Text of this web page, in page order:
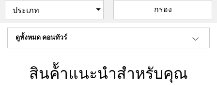
และสิทธิะิเศษอีก
ดูทั้งหมด คอนทัวร์
กรอง
สินค้้าแนะนำสำหรับคุณ